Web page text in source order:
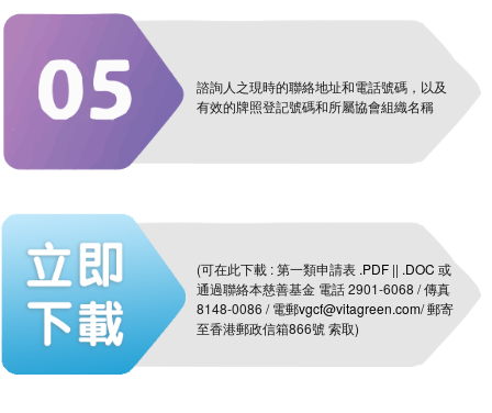
諮詢人之現時的聯絡地址和電話號碼，以及
有效的牌照登記號碼和所屬協會組織名稱
(可在此下載 : 第一類申請表 .PDF || .DOC或
通過聯絡本慈善基金 電話 2901-6068 / 傳真
8148-0086 / 電郵vgcf@vitagreen.com/ 郵寄
至香港郵政信箱866號 索取)